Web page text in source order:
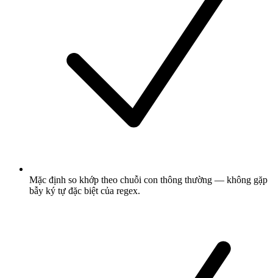
Mặc định so khớp theo chuỗi con thông thường — không gặp
bẫy ký tự đặc biệt của regex.